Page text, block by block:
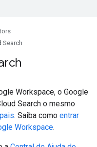
Search
Workspace, o Google
Search o mesmo
. Saiba como entrar
Workspace.